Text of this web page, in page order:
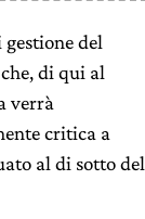
gestione del
di qui al
verrà
critica a
al di sotto del